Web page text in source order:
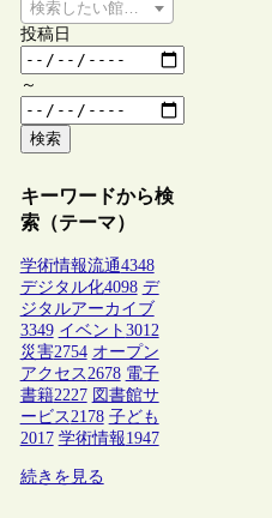
検索したい館種を選択してください
投稿日
～
検索
キーワードから検
索（テーマ）
学術情報流通4348
デジタル化4098 デ
ジタルアーカイブ
3349 イベント 3012
災害2754 オープン
アクセス2678 電子
書籍2227 図書館サ
ービス2178 子ども
2017 学術情報1947
続きを見る